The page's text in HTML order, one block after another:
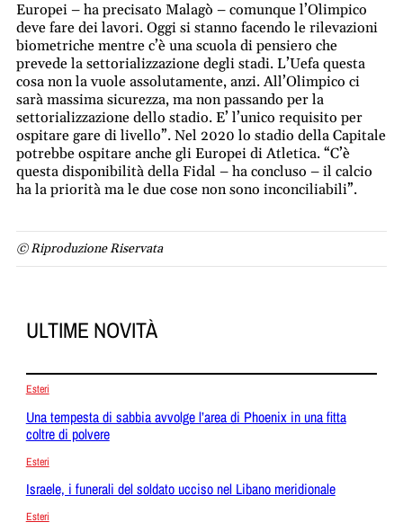
Europei – ha precisato Malagò – comunque l’Olimpico
deve fare dei lavori. Oggi si stanno facendo le rilevazioni
biometriche mentre c’è una scuola di pensiero che
prevede la settorializzazione degli stadi. L’Uefa questa
cosa non la vuole assolutamente, anzi. All’Olimpico ci
sarà massima sicurezza, ma non passando per la
settorializzazione dello stadio. E’ l’unico requisito per
ospitare gare di livello”. Nel 2020 lo stadio della Capitale
potrebbe ospitare anche gli Europei di Atletica. “C’è
questa disponibilità della Fidal – ha concluso – il calcio
ha la priorità ma le due cose non sono inconciliabili”.
© Riproduzione Riservata
ULTIME NOVITÀ
Esteri
Una tempesta di sabbia avvolge l’area di Phoenix in una fitta
coltre di polvere
Esteri
Israele, i funerali del soldato ucciso nel Libano meridionale
Esteri